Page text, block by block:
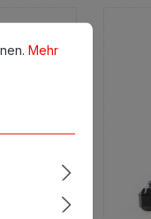
Mehr Informationen ...
Mehr